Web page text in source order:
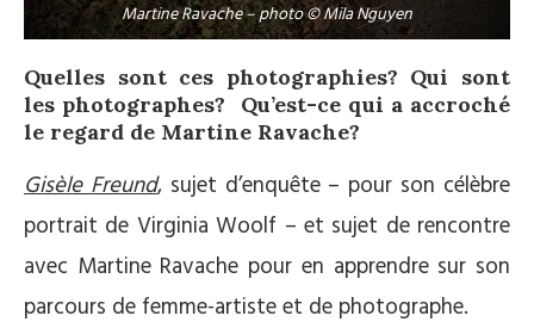
Martine Ravache – photo © Mila Nguyen
Quelles sont ces photographies? Qui sont
les photographes? Qu’est-ce qui a accroché
le regard de Martine Ravache?
Gisèle Freund, sujet d’enquête – pour son célèbre
portrait de Virginia Woolf – et sujet de rencontre
avec Martine Ravache pour en apprendre sur son
parcours de femme-artiste et de photographe.